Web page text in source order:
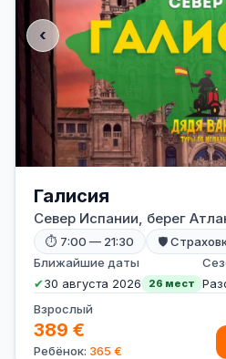
‹
Галисия
Север Испании, берег
⏱ 7:00 — 21:30 🛡
Ближайшие даты
✔30 августа 2026 26 мест
Взрослый
389 €
Ребёнок: 365 €